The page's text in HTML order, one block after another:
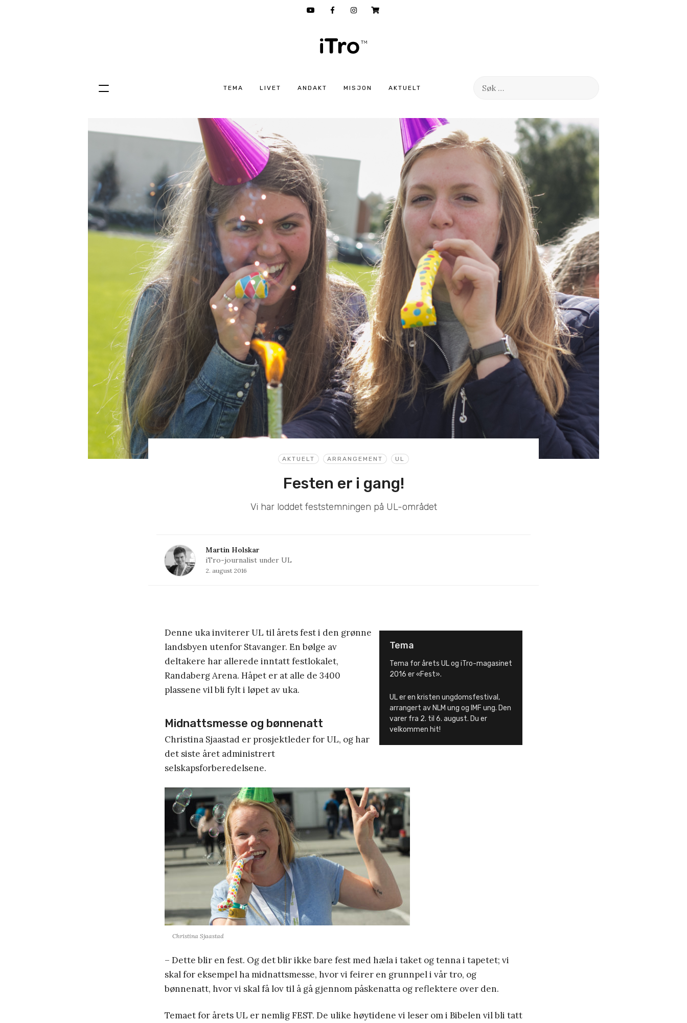
TEMA LIVET ANDAKT MISJON AKTUELT
Søk
Hopp
AKTUELT ARRANGEMENT UL
Festen er i gang!
Vi har loddet feststemningen på UL-området
Martin Holskar
iTro-journalist under UL
2. august 2016
Tema
Tema for årets UL og iTro-magasinet
2016 er «Fest».
UL er en kristen ungdomsfestival,
arrangert av NLM ung og IMF ung. Den
varer fra 2. til 6. august. Du er
velkommen hit!
Denne uka inviterer UL til årets fest i den grønne
landsbyen utenfor Stavanger. En bølge av
deltakere har allerede inntatt festlokalet,
Randaberg Arena. Håpet er at alle de 3400
plassene vil bli fylt i løpet av uka.
Midnattsmesse og bønnenatt
Christina Sjaastad er prosjektleder for UL, og har
det siste året administrert
selskapsforberedelsene.
Christina Sjaastad
– Dette blir en fest. Og det blir ikke bare fest med hæla i taket og tenna i tapetet; vi
skal for eksempel ha midnattsmesse, hvor vi feirer en grunnpel i vår tro, og
bønnenatt, hvor vi skal få lov til å gå gjennom påskenatta og reflektere over den.
Temaet for årets UL er nemlig FEST. De ulike høytidene vi leser om i Bibelen vil bli tatt